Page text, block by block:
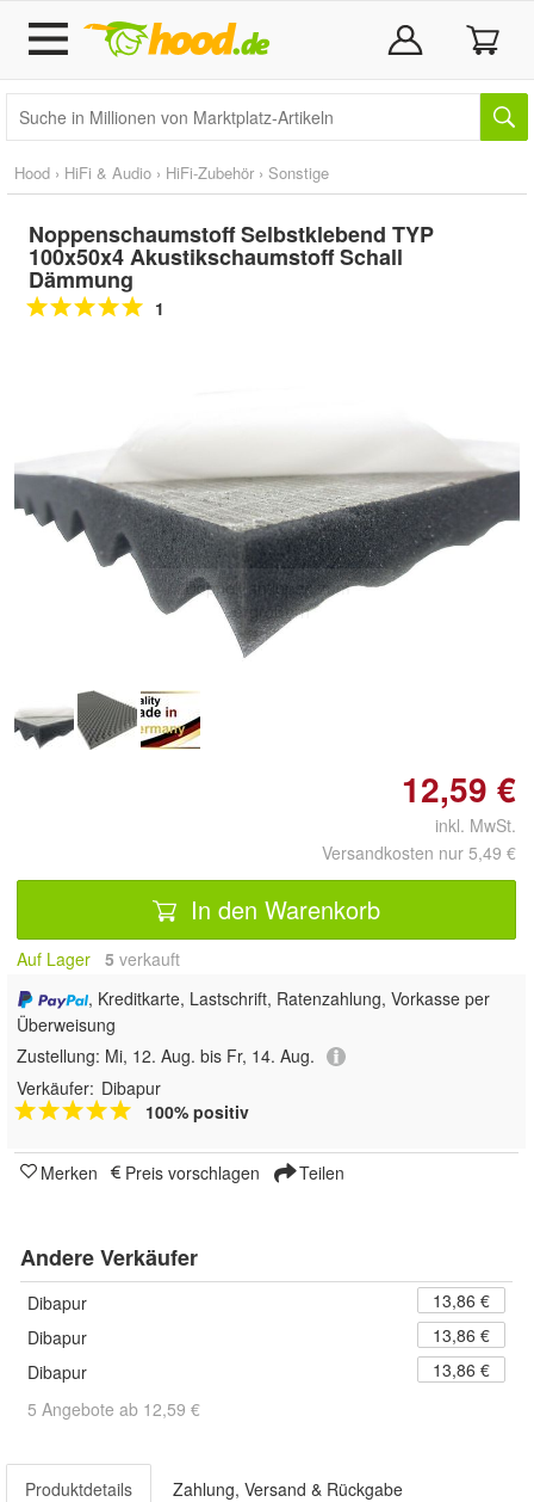
Hood › HiFi & Audio › HiFi-Zubehör › Sonstige
Noppenschaumstoff Selbstklebend TYP
100x50x4 Akustikschaumstoff Schall
Dämmung
1
Doppelt antippen zum
vergrößern
12,59 €
inkl. MwSt.
Versandkosten nur 5,49 €
In den Warenkorb
Auf Lager 5 verkauft
, Kreditkarte, Lastschrift, Ratenzahlung, Vorkasse per
Überweisung
Zustellung: Mi, 12. Aug. bis Fr, 14. Aug.
Verkäufer: Dibapur
100% positiv
Merken Preis vorschlagen Teilen
Andere Verkäufer
Dibapur
13,86 €
Dibapur
13,86 €
Dibapur
13,86 €
5 Angebote ab 12,59 €
Produktdetails Zahlung, Versand & Rückgabe